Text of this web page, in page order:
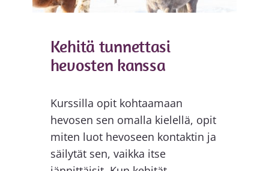
Kehitä tunnettasi
hevosten kanssa
Kurssilla opit kohtaamaan
hevosen sen omalla kielellä, opit
miten luot hevoseen kontaktin ja
säilytät sen, vaikka itse